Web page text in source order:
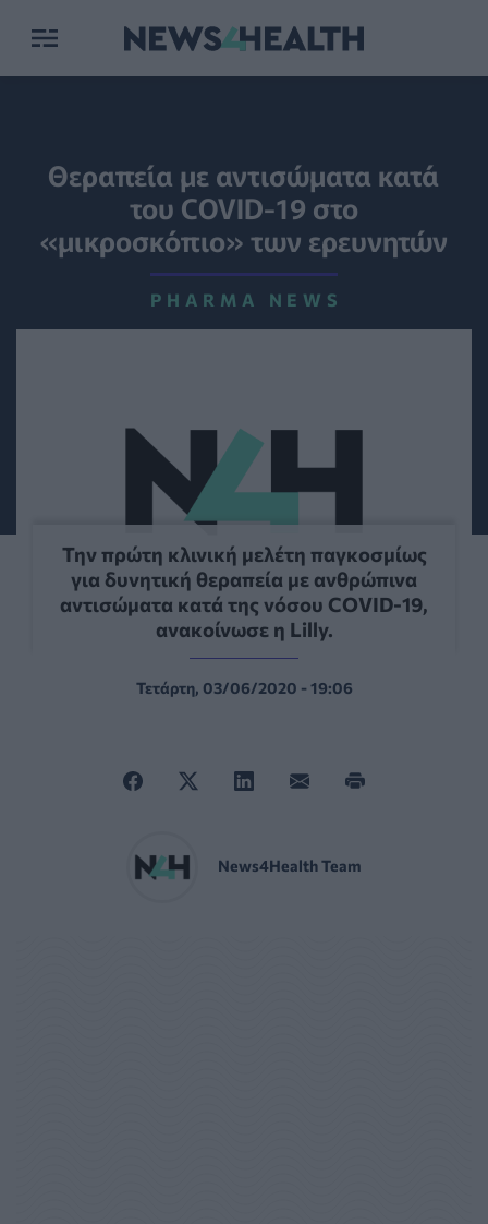
Θεραπεία με αντισώματα κατά
του COVID-19 στο
«μικροσκόπιο» των ερευνητών
PHARMA NEWS
Την πρώτη κλινική μελέτη παγκοσμίως
για δυνητική θεραπεία με ανθρώπινα
αντισώματα κατά της νόσου COVID-19,
ανακοίνωσε η Lilly.
Τετάρτη, 03/06/2020 - 19:06
News4Health Team